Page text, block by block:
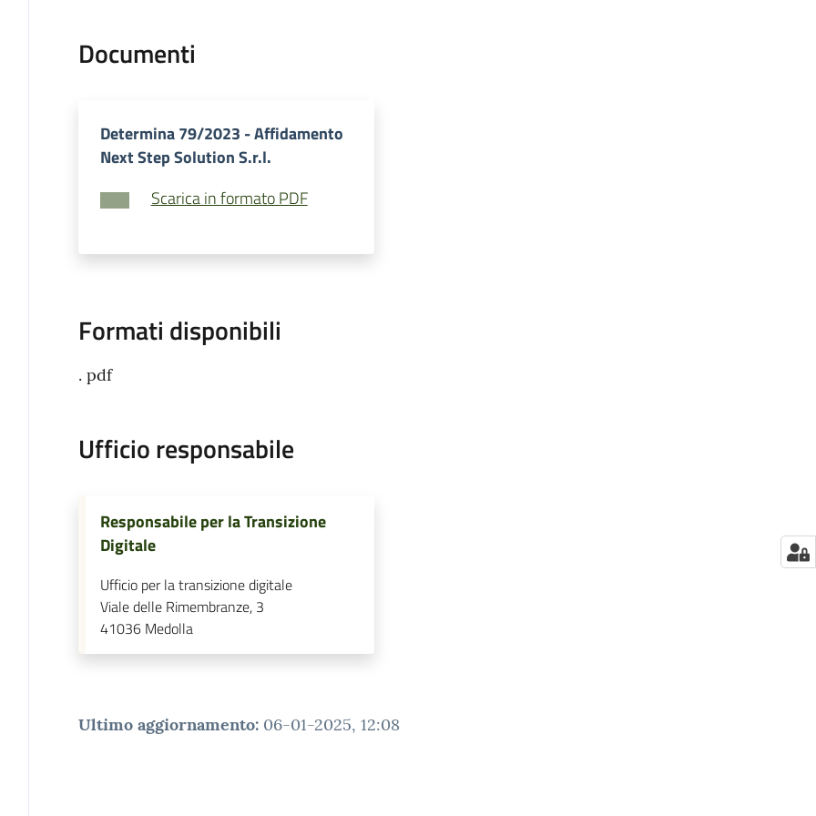
Documenti
Determina 79/2023 - Affidamento
Next Step Solution S.r.l.
Scarica in formato PDF
Formati disponibili
. pdf
Ufficio responsabile
Responsabile per la Transizione
Digitale
Ufficio per la transizione digitale
Viale delle Rimembranze, 3
41036 Medolla
Ultimo aggiornamento: 06-01-2025, 12:08